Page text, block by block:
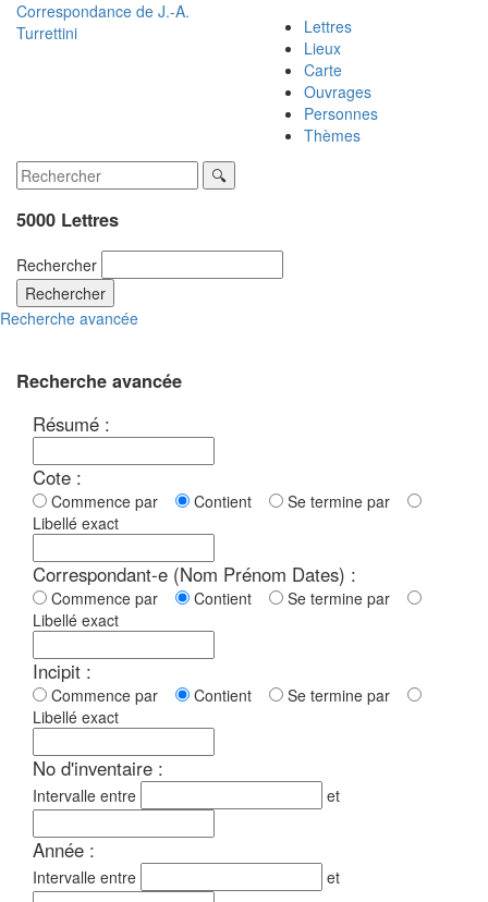
Correspondance de J.-A.
Turrettini
Lettres
Lieux
Carte
Ouvrages
Personnes
Thèmes
5000 Lettres
Rechercher
Rechercher
Recherche avancée
Recherche avancée
Résumé :
Cote :
Commence par Contient
Se termine par
Libellé exact
Correspondant-e (Nom Prénom Dates) :
Commence par Contient
Se termine par
Libellé exact
Incipit :
Commence par Contient
Se termine par
Libellé exact
No d'inventaire :
Intervalle entre et
Année :
Intervalle entre et